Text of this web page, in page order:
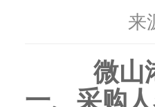
来
微山
一、采购